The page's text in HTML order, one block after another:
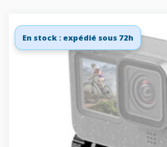
En stock : expédié sous 72h